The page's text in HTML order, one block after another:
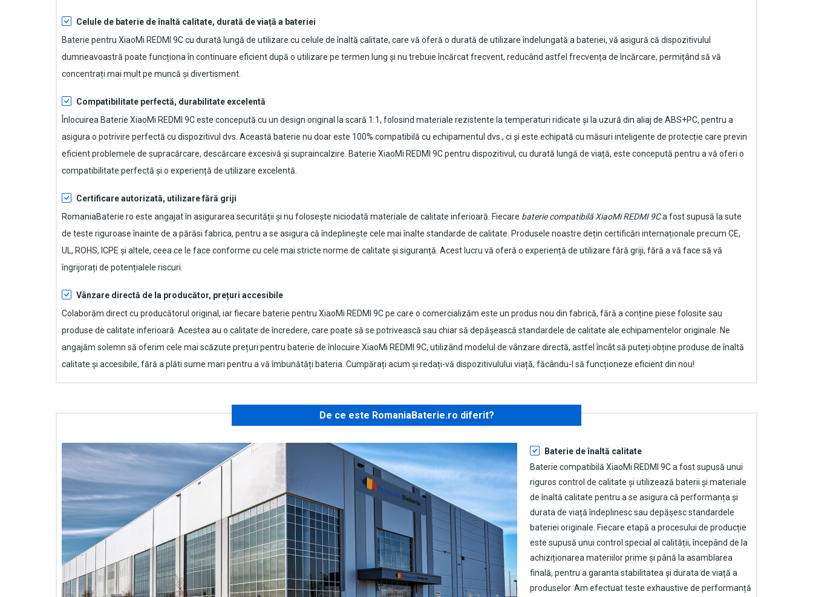
Celule de baterie de înaltă calitate, durată de viață a bateriei
Baterie pentru XiaoMi REDMI 9Ccu durată lungă de utilizare cu celule de înaltă calitate, care vă oferă o durată de utilizare îndelungată a bateriei, vă asigură că dispozitivulul
dumneavoastră poate funcționa în continuare eficient după o utilizare pe termen lung și nu trebuie încărcat frecvent, reducând astfel frecvența de încărcare, permițând să vă
concentrați mai mult pe muncă și divertisment.
Compatibilitate perfectă, durabilitate excelentă
Înlocuirea Baterie XiaoMi REDMI 9Ceste concepută cu un design original la scară 1:1, folosind materiale rezistente la temperaturi ridicate și la uzură din aliaj de ABS+PC, pentru a
asigura o potrivire perfectă cu dispozitivul dvs. Această baterie nu doar este 100% compatibilă cu echipamentul dvs., ci și este echipată cu măsuri inteligente de protecție care previn
eficient problemele de supracărcare, descărcare excesivă și supraincalzire. Baterie XiaoMi REDMI 9C pentru dispozitivul , cu durată lungă de viață, este concepută pentru a vă oferi o
compatibilitate perfectă și o experiență de utilizare excelentă.
Certificare autorizată, utilizare fără griji
RomaniaBaterie.ro este angajat în asigurarea securității și nu folosește niciodată materiale de calitate inferioară. Fiecare baterie compatibilă XiaoMi REDMI 9Ca fost supusă la sute
de teste riguroase înainte de a părăsi fabrica, pentru a se asigura că îndeplinește cele mai înalte standarde de calitate. Produsele noastre dețin certificări internaționale precum CE,
UL, ROHS, ICPE și altele, ceea ce le face conforme cu cele mai stricte norme de calitate și siguranță. Acest lucru vă oferă o experiență de utilizare fără griji, fără a vă face să vă
îngrijorați de potențialele riscuri.
Vânzare directă de la producător, prețuri accesibile
Colaborăm direct cu producătorul original, iar fiecare baterie pentru XiaoMi REDMI 9Cpe care o comercializăm este un produs nou din fabrică, fără a conține piese folosite sau
produse de calitate inferioară. Acestea au o calitate de încredere, care poate să se potrivească sau chiar să depășească standardele de calitate ale echipamentelor originale. Ne
angajăm solemn să oferim cele mai scăzute prețuri pentru baterie de înlocuire XiaoMi REDMI 9C, utilizând modelul de vânzare directă, astfel încât să puteți obține produse de înaltă
calitate și accesibile, fără a plăti sume mari pentru a vă îmbunătăți bateria. Cumpărați acum și redați-vă dispozitivulului viață, făcându-l să funcționeze eficient din nou!
De ce este RomaniaBaterie.ro diferit?
Baterie de înaltă calitate
Baterie compatibilă XiaoMi REDMI 9Ca fost supusă unui
riguros control de calitate și utilizează baterii și materiale
de înaltă calitate pentru a se asigura că performanța și
durata de viață îndeplinesc sau depășesc standardele
bateriei originale. Fiecare etapă a procesului de producție
este supusă unui control special al calității, începând de la
achiziționarea materiilor prime și până la asamblarea
finală, pentru a garanta stabilitatea și durata de viață a
produselor. Am efectuat teste exhaustive de performanță